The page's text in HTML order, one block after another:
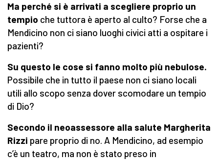
Ma perché si è arrivati a scegliere proprio un
tempio che tuttora è aperto al culto? Forse che a
Mendicino non ci siano luoghi civici atti a ospitare i
pazienti?
Su questo le cose si fanno molto più nebulose.
Possibile che in tutto il paese non ci siano locali
utili allo scopo senza dover scomodare un tempio
di Dio?
Secondo il neoassessore alla salute Margherita
Rizzi pare proprio di no. A Mendicino, ad esempio
c’è un teatro, ma non è stato preso in